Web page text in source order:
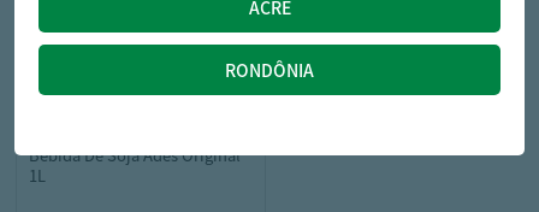
Bebida De Soja Ades Original
1L